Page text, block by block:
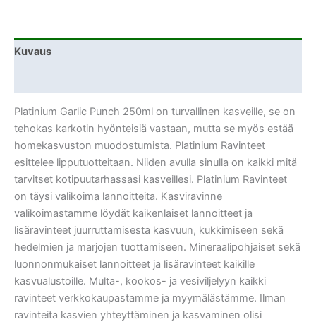
Kuvaus
Platinium Garlic Punch 250ml on turvallinen kasveille, se on
tehokas karkotin hyönteisiä vastaan, mutta se myös estää
homekasvuston muodostumista. Platinium Ravinteet
esittelee lipputuotteitaan. Niiden avulla sinulla on kaikki mitä
tarvitset kotipuutarhassasi kasveillesi. Platinium Ravinteet
on täysi valikoima lannoitteita. Kasviravinne
valikoimastamme löydät kaikenlaiset lannoitteet ja
lisäravinteet juurruttamisesta kasvuun, kukkimiseen sekä
hedelmien ja marjojen tuottamiseen. Mineraalipohjaiset sekä
luonnonmukaiset lannoitteet ja lisäravinteet kaikille
kasvualustoille. Multa-, kookos- ja vesiviljelyyn kaikki
ravinteet verkkokaupastamme ja myymälästämme. Ilman
ravinteita kasvien yhteyttäminen ja kasvaminen olisi